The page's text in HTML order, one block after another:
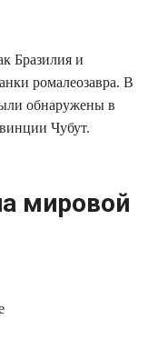
Бразилия и
ромалеозавра. В
обнаружены в
Чубут.
мировой